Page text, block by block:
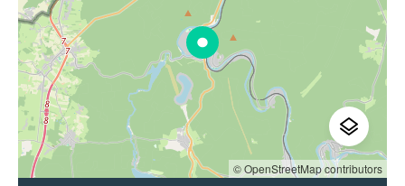
© OpenStreetMap contributors